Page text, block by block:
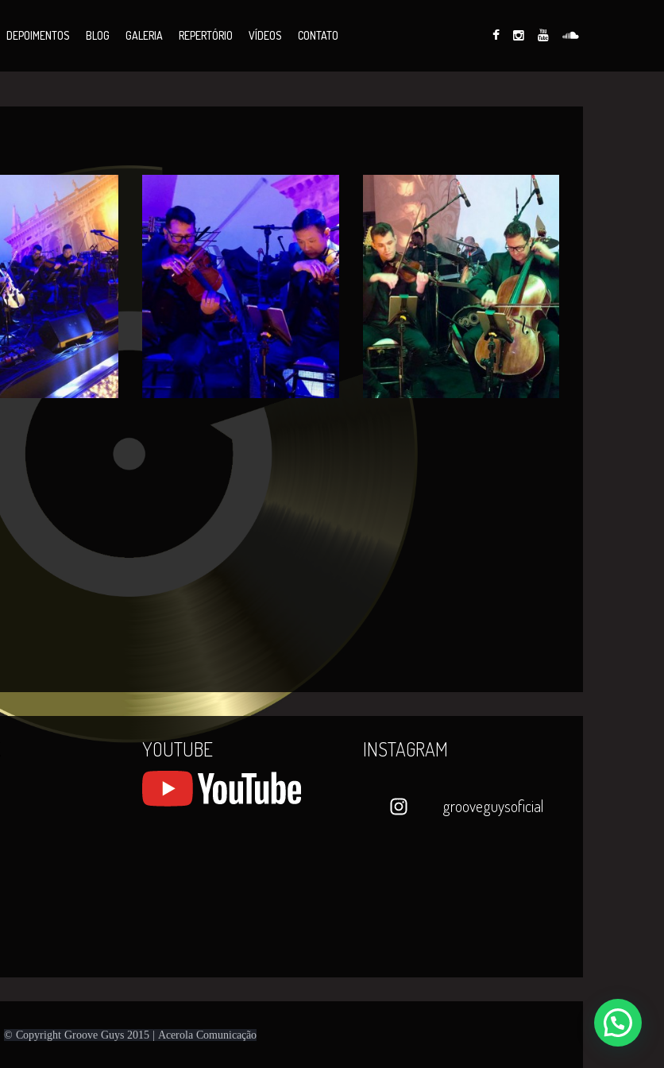
DEPOIMENTOS BLOG GALERIA REPERTÓRIO VÍDEOS CONTATO
YOUTUBE INSTAGRAM
grooveguysoficial
© Copyright Groove Guys 2015 | Acerola Comunicação